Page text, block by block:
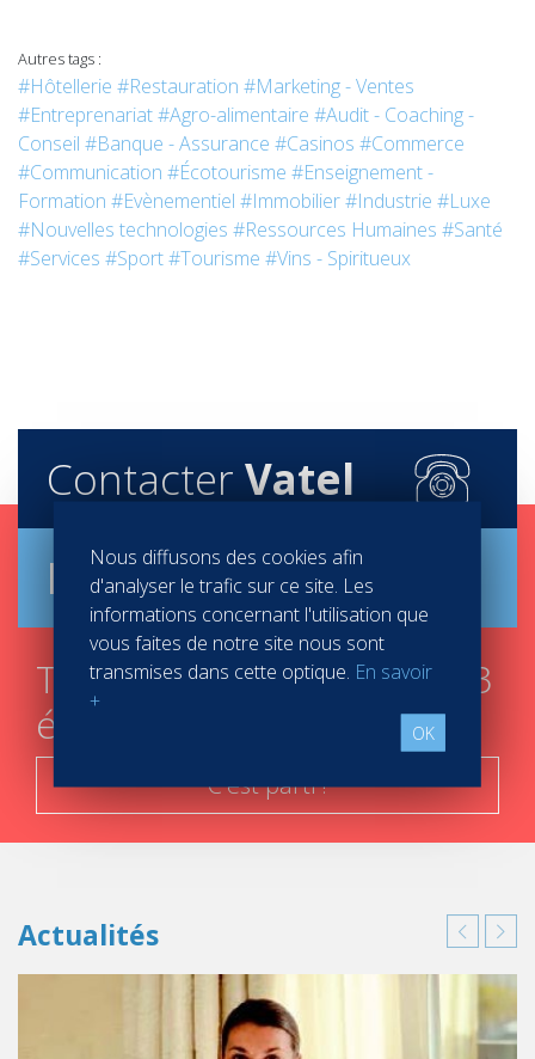
Autres tags :
#Hôtellerie #Restauration #Marketing - Ventes
#Entreprenariat#Agro-alimentaire #Audit - Coaching -
Conseil #Banque - Assurance #Casinos #Commerce
#Communication #Écotourisme #Enseignement -
Formation #Evènementiel #Immobilier#Industrie #Luxe
#Nouvelles technologies #Ressources Humaines #Santé
#Services #Sport#Tourisme #Vins - Spiritueux
Contacter Vatel
Brochure
Trouver mon campus en 3
étapes
C'est parti !
Actualités
Nous diffusons des cookies afin
d'analyser le trafic sur ce site. Les
informations concernant l'utilisation que
vous faites de notre site nous sont
transmises dans cette optique. En savoir
+
OK